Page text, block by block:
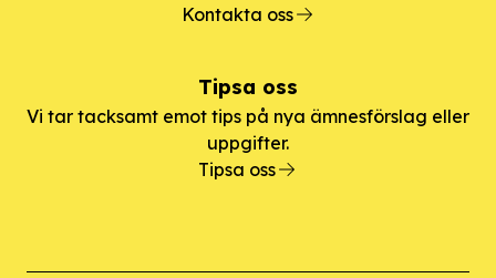
Kontakta oss
Tipsa oss
Vi tar tacksamt emot tips på nya ämnesförslag eller
uppgifter.
Tipsa oss